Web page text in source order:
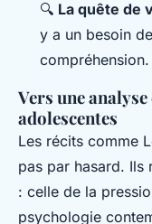
🔍 La quête de
y a un besoin
compréhension.
Vers une
adolescentes
Les récits comme
pas par hasard. Ils
: celle de la
psychologie